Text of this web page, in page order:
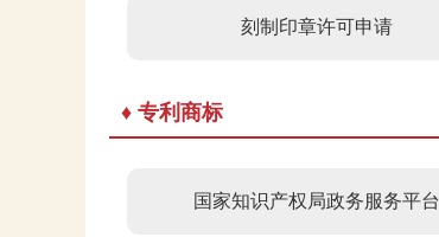
刻制印章许可申请
♦ 专利商标
国家知识产权局政务服务平台